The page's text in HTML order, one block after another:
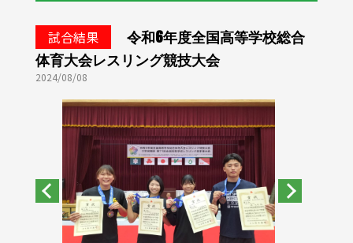
試合結果
令和6年度全国高等学校総合
体育大会レスリング競技大会
2024/08/08